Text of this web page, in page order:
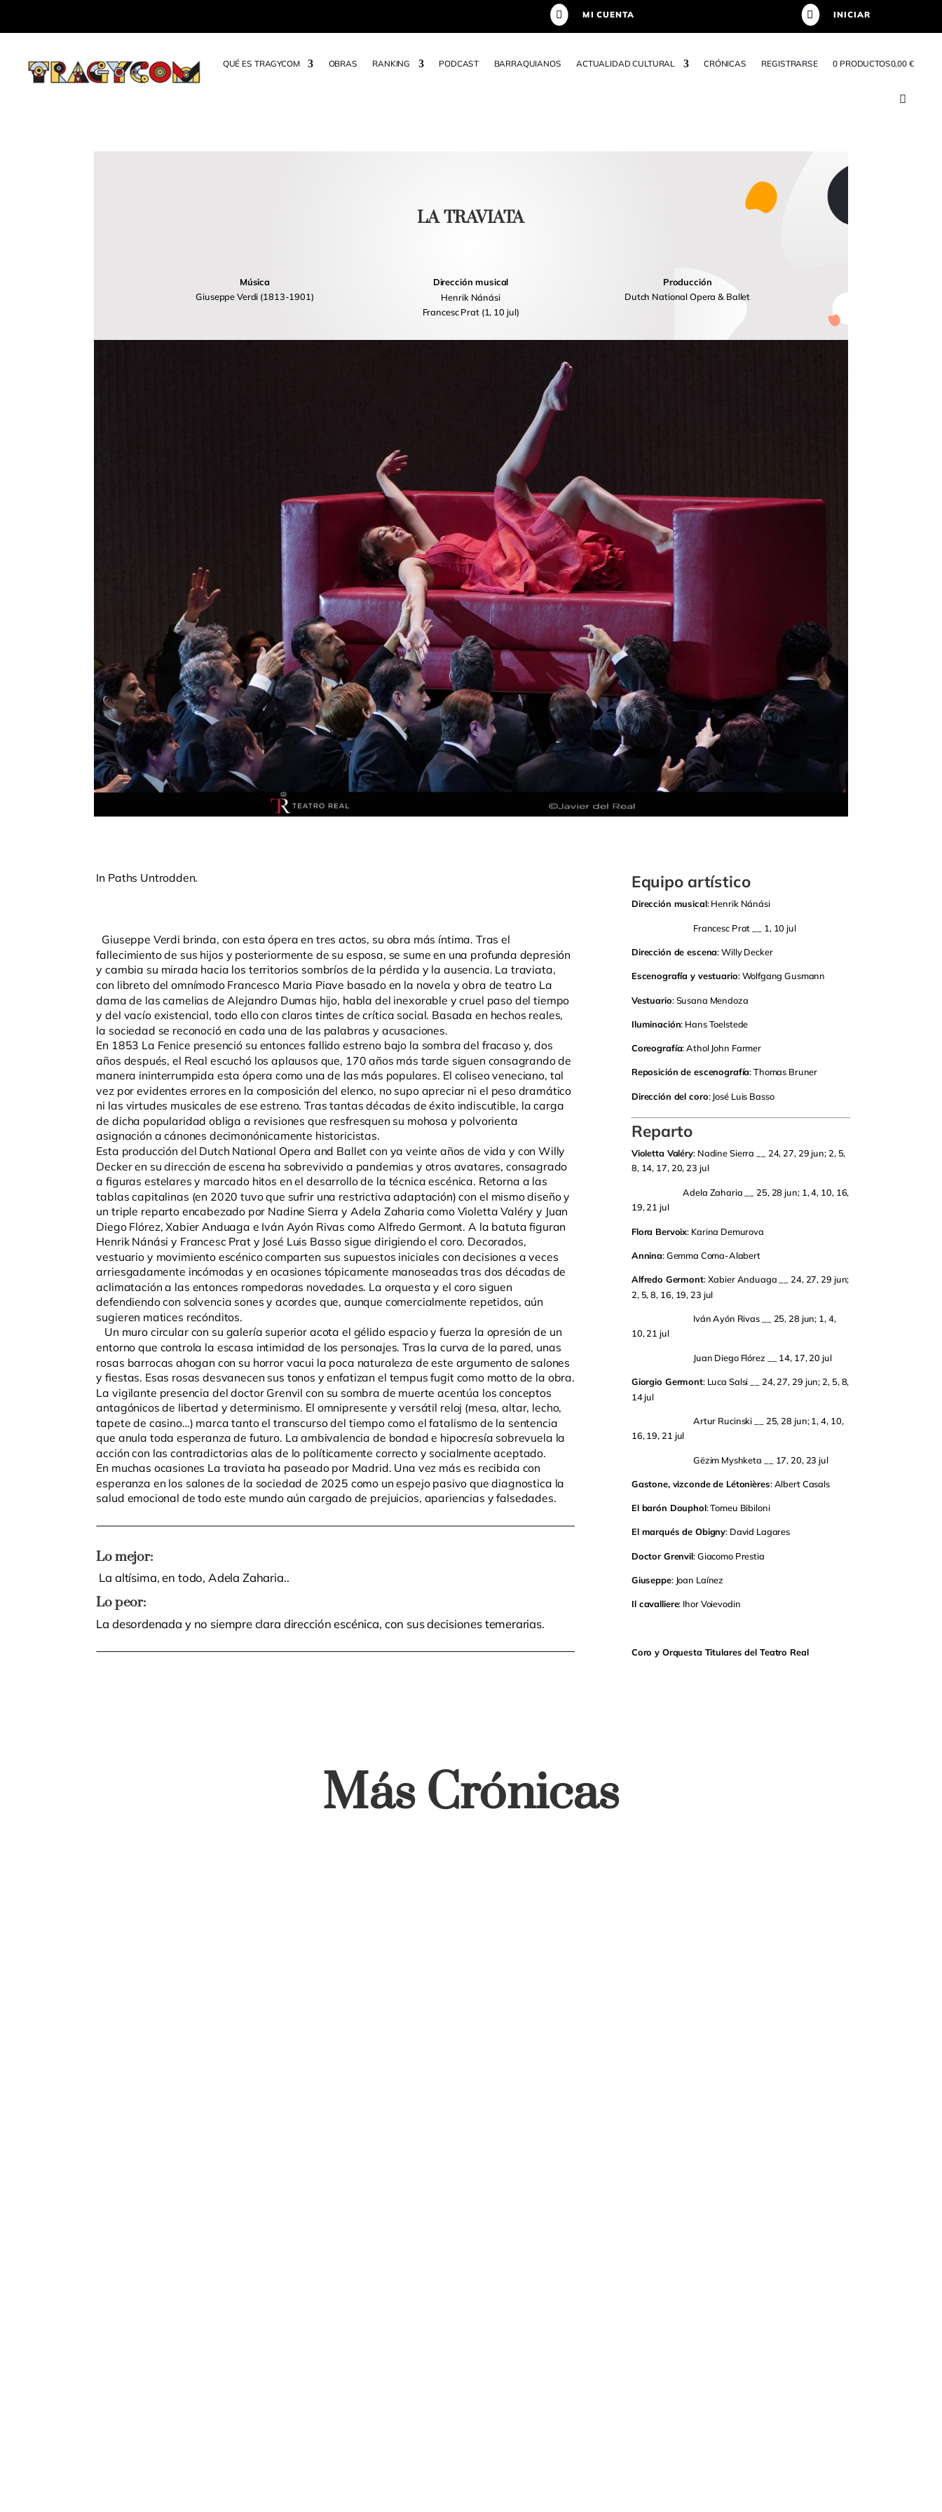
 MI CUENTA  INICIAR
QUÉ ES TRAGYCOM OBRAS RANKING PODCAST BARRAQUIANOS ACTUALIDAD CULTURAL CRÓNICAS REGISTRARSE 0 PRODUCTOS0,00 €
LA TRAVIATA
Música
Giuseppe Verdi (1813-1901)
Dirección musical
Henrik Nánási
Francesc Prat (1, 10 jul)
Producción
Dutch National Opera & Ballet
In Paths Untrodden.
Giuseppe Verdi brinda, con esta ópera en tres actos, su obra más íntima. Tras el
fallecimiento de sus hijos y posteriormente de su esposa, se sume en una profunda depresión
y cambia su mirada hacia los territorios sombríos de la pérdida y la ausencia. La traviata,
con libreto del omnímodo Francesco Maria Piave basado en la novela y obra de teatro La
dama de las camelias de Alejandro Dumas hijo, habla del inexorable y cruel paso del tiempo
y del vacío existencial, todo ello con claros tintes de crítica social. Basada en hechos reales,
la sociedad se reconoció en cada una de las palabras y acusaciones.
En 1853 La Fenice presenció su entonces fallido estreno bajo la sombra del fracaso y, dos
años después, el Real escuchó los aplausos que, 170 años más tarde siguen consagrando de
manera ininterrumpida esta ópera como una de las más populares. El coliseo veneciano, tal
vez por evidentes errores en la composición del elenco, no supo apreciar ni el peso dramático
ni las virtudes musicales de ese estreno. Tras tantas décadas de éxito indiscutible, la carga
de dicha popularidad obliga a revisiones que resfresquen su mohosa y polvorienta
asignación a cánones decimonónicamente historicistas.
Esta producción del Dutch National Opera and Ballet con ya veinte años de vida y con Willy
Decker en su dirección de escena ha sobrevivido a pandemias y otros avatares, consagrado
a figuras estelares y marcado hitos en el desarrollo de la técnica escénica. Retorna a las
tablas capitalinas (en 2020 tuvo que sufrir una restrictiva adaptación) con el mismo diseño y
un triple reparto encabezado por Nadine Sierra y Adela Zaharia como Violetta Valéry y Juan
Diego Flórez, Xabier Anduaga e Iván Ayón Rivas como Alfredo Germont. A la batuta figuran
Henrik Nánási y Francesc Prat y José Luis Basso sigue dirigiendo el coro. Decorados,
vestuario y movimiento escénico comparten sus supuestos iniciales con decisiones a veces
arriesgadamente incómodas y en ocasiones tópicamente manoseadas tras dos décadas de
aclimatación a las entonces rompedoras novedades. La orquesta y el coro siguen
defendiendo con solvencia sones y acordes que, aunque comercialmente repetidos, aún
sugieren matices recónditos.
Un muro circular con su galería superior acota el gélido espacio y fuerza la opresión de un
entorno que controla la escasa intimidad de los personajes. Tras la curva de la pared, unas
rosas barrocas ahogan con su horror vacui la poca naturaleza de este argumento de salones
y fiestas. Esas rosas desvanecen sus tonos y enfatizan el tempus fugit como motto de la obra.
La vigilante presencia del doctor Grenvil con su sombra de muerte acentúa los conceptos
antagónicos de libertad y determinismo. El omnipresente y versátil reloj (mesa, altar, lecho,
tapete de casino…) marca tanto el transcurso del tiempo como el fatalismo de la sentencia
que anula toda esperanza de futuro. La ambivalencia de bondad e hipocresía sobrevuela la
acción con las contradictorias alas de lo políticamente correcto y socialmente aceptado.
En muchas ocasiones La traviata ha paseado por Madrid. Una vez más es recibida con
esperanza en los salones de la sociedad de 2025 como un espejo pasivo que diagnostica la
salud emocional de todo este mundo aún cargado de prejuicios, apariencias y falsedades.
Lo mejor:
La altísima, en todo, Adela Zaharia..
Lo peor:
La desordenada y no siempre clara dirección escénica, con sus decisiones temerarias.
Equipo artístico
Dirección musical: Henrik Nánási
Francesc Prat __ 1, 10 jul
Dirección de escena: Willy Decker
Escenografía y vestuario: Wolfgang Gusmann
Vestuario: Susana Mendoza
Iluminación: Hans Toelstede
Coreografía: Athol John Farmer
Reposición de escenografía: Thomas Bruner
Dirección del coro: José Luis Basso
Reparto
Violetta Valéry: Nadine Sierra __ 24, 27, 29 jun; 2, 5,
8, 14, 17, 20, 23 jul
Adela Zaharia __ 25, 28 jun; 1, 4, 10, 16,
19, 21 jul
Flora Bervoix: Karina Demurova
Annina: Gemma Coma-Alabert
Alfredo Germont: Xabier Anduaga __ 24, 27, 29 jun;
2, 5, 8, 16, 19, 23 jul
Iván Ayón Rivas __ 25, 28 jun; 1, 4,
10, 21 jul
Juan Diego Flórez __ 14, 17, 20 jul
Giorgio Germont: Luca Salsi __ 24, 27, 29 jun; 2, 5, 8,
14 jul
Artur Rucinski __ 25, 28 jun; 1, 4, 10,
16, 19, 21 jul
Gëzim Myshketa __ 17, 20, 23 jul
Gastone, vizconde de Létonières: Albert Casals
El barón Douphol: Tomeu Bibiloni
El marqués de Obigny: David Lagares
Doctor Grenvil: Giacomo Prestia
Giuseppe: Joan Laínez
Il cavalliere: Ihor Voievodin
Coro y Orquesta Titulares del Teatro Real
Más Crónicas